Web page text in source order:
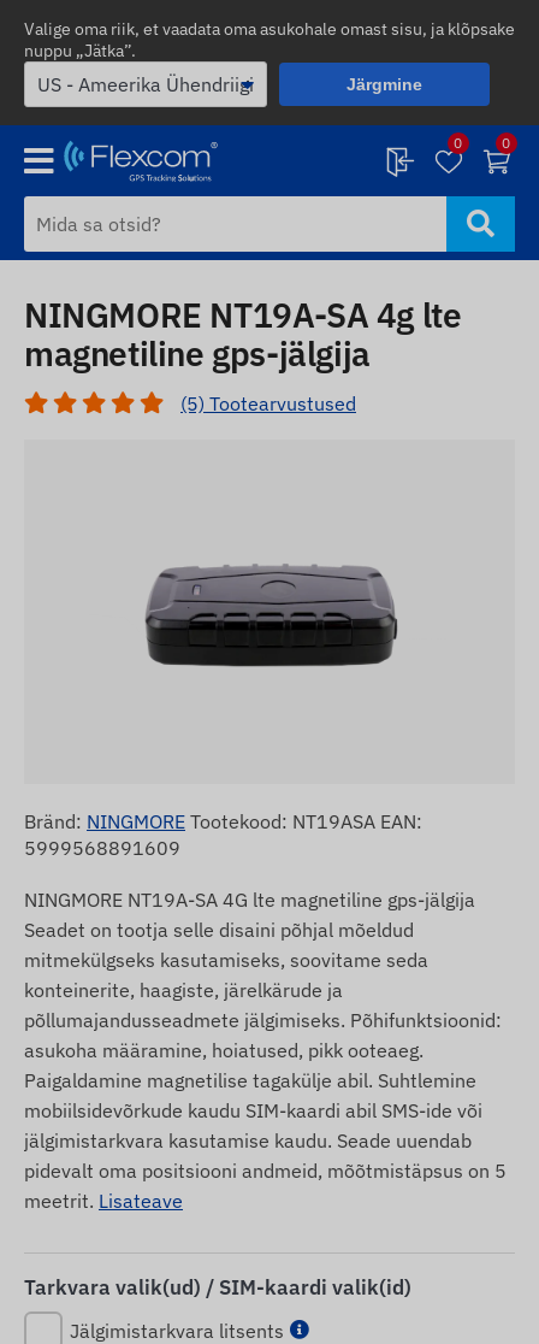
Valige oma riik, et vaadata oma asukohale omast sisu, ja klõpsake
nuppu „Jätka”.
Järgmine
0 0
NINGMORE NT19A-SA 4g lte
magnetiline gps-jälgija
(5) Tootearvustused
Bränd: NINGMORE Tootekood: NT19ASA EAN:
5999568891609
NINGMORE NT19A-SA 4G lte magnetiline gps-jälgija
Seadet on tootja selle disaini põhjal mõeldud
mitmekülgseks kasutamiseks, soovitame seda
konteinerite, haagiste, järelkärude ja
põllumajandusseadmete jälgimiseks. Põhifunktsioonid:
asukoha määramine, hoiatused, pikk ooteaeg.
Paigaldamine magnetilise tagakülje abil. Suhtlemine
mobiilsidevõrkude kaudu SIM-kaardi abil SMS-ide või
jälgimistarkvara kasutamise kaudu. Seade uuendab
pidevalt oma positsiooni andmeid, mõõtmistäpsus on 5
meetrit. Lisateave
Tarkvara valik(ud) / SIM-kaardi valik(id)
Jälgimistarkvara litsents